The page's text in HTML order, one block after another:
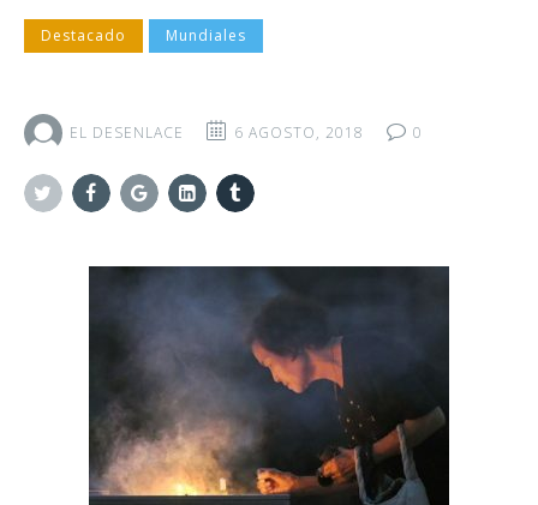
Destacado Mundiales
EL DESENLACE 6 AGOSTO, 2018 0